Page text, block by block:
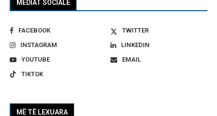
MEDIAT SOCIALE
FACEBOOK
TWITTER
INSTAGRAM
LINKEDIN
YOUTUBE
EMAIL
TIKTOK
MË TË LEXUARA